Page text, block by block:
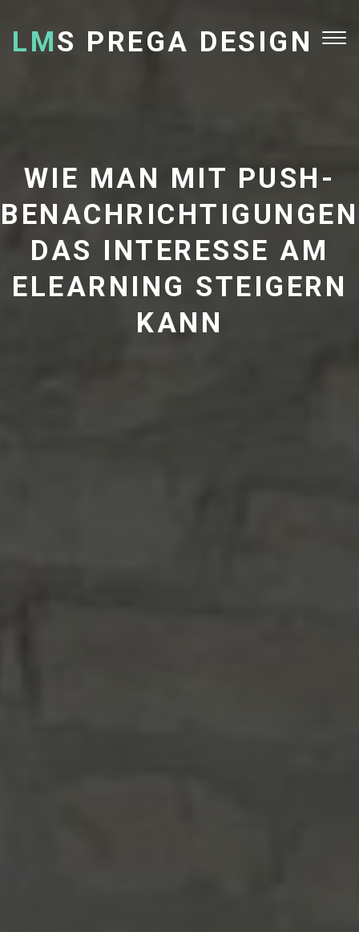
LMS PREGA DESIGN
WIE MAN MIT PUSH-
BENACHRICHTIGUNGEN
DAS INTERESSE AM
ELEARNING STEIGERN
KANN